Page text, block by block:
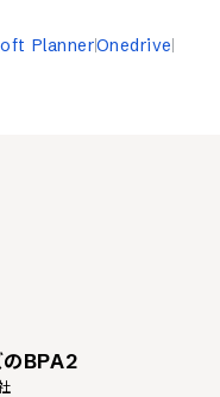
PlannerOnedrive
のBPA2